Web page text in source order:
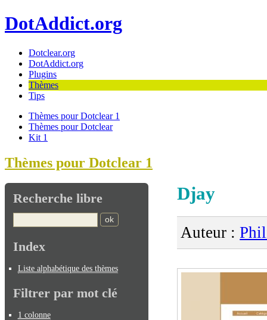
DotAddict.org
Dotclear.org
DotAddict.org
Plugins
Thèmes
Tips
Thèmes pour Dotclear 1
Thèmes pour Dotclear
Kit 1
Thèmes pour Dotclear 1
Recherche libre
Index
Liste alphabétique des thèmes
Filtrer par mot clé
1 colonne
Djay
Auteur :